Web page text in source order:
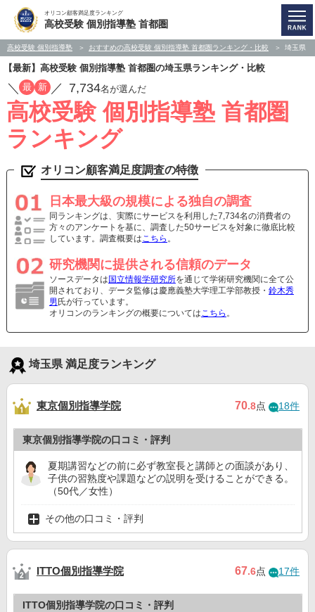
オリコン顧客満足度ランキング
高校受験 個別指導塾 首都圏
高校受験 個別指導塾 おすすめの高校受験 個別指導塾 首都圏ランキング・比較 埼玉県
【最新】高校受験 個別指導塾 首都圏の埼玉県ランキング・比較
／ 最 新 ／ 7,734名が選んだ
高校受験 個別指導塾 首都圏
ランキング
オリコン顧客満足度調査の特徴
日本最大級の規模による独自の調査
同ランキングは、実際にサービスを利用した7,734名の消費者の
方々のアンケートを基に、調査した50サービスを対象に徹底比較
しています。調査概要はこちら 。
研究機関に提供される信頼のデータ
ソースデータは 国立情報学研究所を通じて学術研究機関に全て公
開されており、データ監修は慶應義塾大学理工学部教授・ 鈴木秀
男 氏が行っています。
オリコンのランキングの概要についてはこちら 。
埼玉県 満足度ランキング
東京個別指導学院 70.8点 18件
東京個別指導学院の口コミ・評判
夏期講習などの前に必ず教室長と講師との面談があり、
子供の習熟度や課題などの説明を受けることができる。
（50代／女性）
その他の口コミ・評判
ITTO個別指導学院 67.6点 17件
ITTO個別指導学院の口コミ・評判